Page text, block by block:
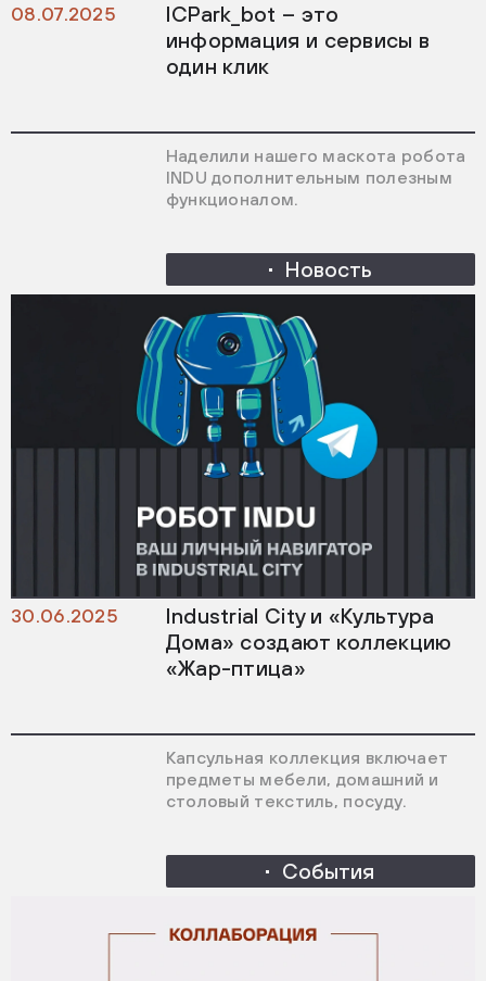
08.07.2025
ICPark_bot – это
информация и сервисы в
один клик
Наделили нашего маскота робота
INDU дополнительным полезным
функционалом.
Новость
30.06.2025
Industrial City и «Культура
Дома» создают коллекцию
«Жар-птица»
Капсульная коллекция включает
предметы мебели, домашний и
столовый текстиль, посуду.
События